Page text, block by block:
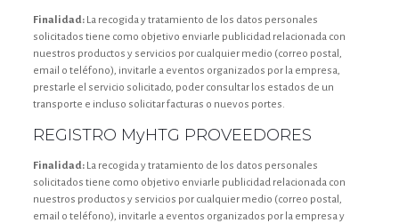
Finalidad:La recogida y tratamiento de los datos personales
solicitados tiene como objetivo enviarle publicidad relacionada con
nuestros productos y servicios por cualquier medio (correo postal,
email o teléfono), invitarle a eventos organizados por la empresa,
prestarle el servicio solicitado, poder consultar los estados de un
transporte e incluso solicitar facturas o nuevos portes.
REGISTRO MyHTG PROVEEDORES
Finalidad:La recogida y tratamiento de los datos personales
solicitados tiene como objetivo enviarle publicidad relacionada con
nuestros productos y servicios por cualquier medio (correo postal,
email o teléfono), invitarle a eventos organizados por la empresa y